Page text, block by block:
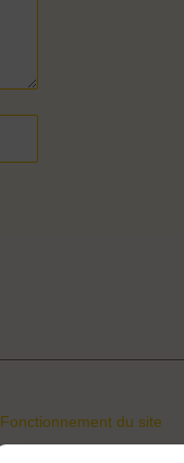
Fonctionnement du site